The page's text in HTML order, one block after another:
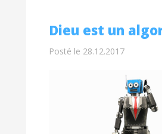
Dieu est un
Posté le 28.12.2017